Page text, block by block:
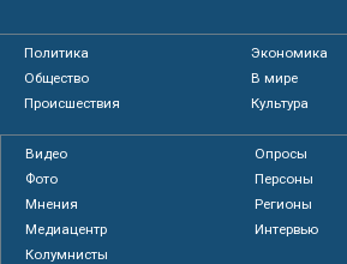
Политика
Экономика
Общество
В мире
Происшествия
Культура
Видео
Опросы
Фото
Персоны
Мнения
Регионы
Медиацентр
Интервью
Колумнисты